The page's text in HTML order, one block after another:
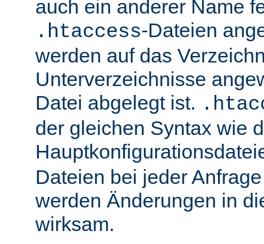
auch ein anderer Name
.htaccess-Dateien
werden auf das
Unterverzeichnisse
Datei abgelegt ist.
der gleichen Syntax wie
Dateien bei jeder
werden Änderungen in
wirksam.